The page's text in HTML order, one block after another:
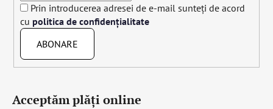
Prin introducerea adresei de e-mail sunteți de acord
cu politica de confidențialitate
ABONARE
Acceptăm plăţi online